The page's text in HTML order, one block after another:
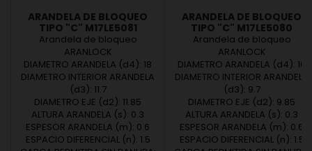
ARANDELA DE BLOQUEO
TIPO "C" M17LE5081
Arandela de bloqueo
ARANLOCK
DIAMETRO ARANDELA (d4): 18
DIAMETRO INTERIOR ARANDELA
(d3): 11.7
DIAMETRO EJE (d2): 11.85
ALTURA ARANDELA (s): 0.3
ESPESOR ARANDELA (m): 0.6
ESPACIO DIFERENCIAL (n): 1.5
ARANDELA DE BLOQUEO
TIPO "C" M17LE5080
Arandela de bloqueo
ARANLOCK
DIAMETRO ARANDELA (d4): 16
DIAMETRO INTERIOR ARANDELA
(d3): 9.7
DIAMETRO EJE (d2): 9.85
ALTURA ARANDELA (s): 0.3
ESPESOR ARANDELA (m): 0.6
ESPACIO DIFERENCIAL (n): 1.5